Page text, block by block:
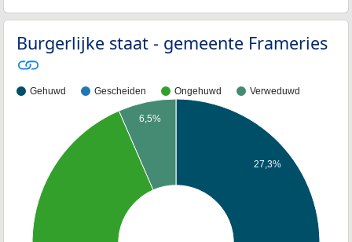
Burgerlijke staat - gemeente Frameries
Gehuwd Gescheiden Ongehuwd Verweduwd
27,3%
6,5%